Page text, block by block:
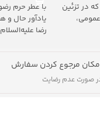
در تزئین
با عطر حرم
یادآور حال
رضا علیه‌السلام
مرجوع کردن سفارش
صورت عدم رضایت